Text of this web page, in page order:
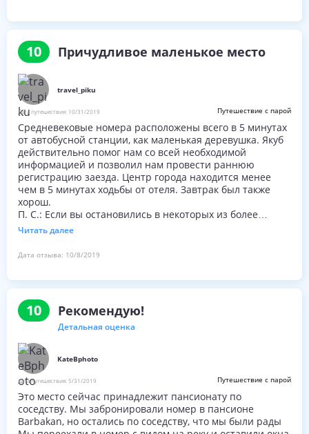
10 Причудливое маленькое место
travel_piku
Дата путешествия: 10/31/2019 Путешествие с парой
Средневековые номера расположены всего в 5 минутах
от автобусной станции, как маленькая деревушка. Якуб
действительно помог нам со всей необходимой
информацией и позволил нам провести раннюю
регистрацию заезда. Центр города находится менее
чем в 5 минутах ходьбы от отеля. Завтрак был также
хорош.
П. С.: Если вы остановились в некоторых из более
современных домов на городской площади, вам нужно
будет тащить свой багаж по мощеным дорожкам вверх
и вниз по местности, а это может быть не очень легко.
Читать далее
Дата отзыва: 10/8/2019
10 Рекомендую!
Детальная оценка
KateBphoto
Дата путешествия:5/31/2019 Путешествие с парой
Это место сейчас принадлежит пансионату по
соседству. Мы забронировали номер в пансионе
Barbakan, но остались по соседству, что мы были рады